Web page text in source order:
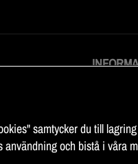
Sitemap
samtycker du till
och bistå i våra